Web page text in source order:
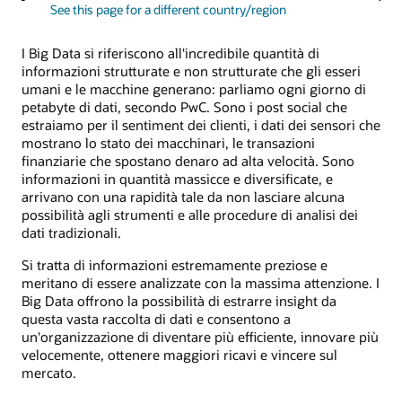
See this page for a different country/region
I Big Data si riferiscono all'incredibile quantità di
informazioni strutturate e non strutturate che gli esseri
umani e le macchine generano: parliamo ogni giorno di
petabyte di dati, secondo PwC. Sono i post social che
estraiamo per il sentiment dei clienti, i dati dei sensori che
mostrano lo stato dei macchinari, le transazioni
finanziarie che spostano denaro ad alta velocità. Sono
informazioni in quantità massicce e diversificate, e
arrivano con una rapidità tale da non lasciare alcuna
possibilità agli strumenti e alle procedure di analisi dei
dati tradizionali.
Si tratta di informazioni estremamente preziose e
meritano di essere analizzate con la massima attenzione. I
Big Data offrono la possibilità di estrarre insight da
questa vasta raccolta di dati e consentono a
un'organizzazione di diventare più efficiente, innovare più
velocemente, ottenere maggiori ricavi e vincere sul
mercato.